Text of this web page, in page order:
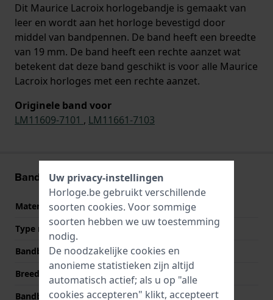
Dit Maurice Lacroix horlogebandje is gemaakt van
leer en wordt aan het horloge bevestigd door
middel van bandpennen. De band heeft een breedte
van 19 mm. De band heeft een rechte aanzet wat
betekent dat deze band geschikt is voor alle Maurice
Lacroix horloges met een rechte aanzet.
Originele band voor
LM11609-7101 , LM11661-7103
Band informatie
Materiaal Band
Leer
Type materiaal
Echt krokodillen leer
Bandbreedte
19 mm
Breedte bandaanzet
19 mm
Bandbreedte bij sluiting
16 mm
Uw privacy-instellingen
Horloge.be gebruikt verschillende
soorten cookies. Voor sommige
soorten hebben we uw toestemming
nodig.
De noodzakelijke cookies en
anonieme statistieken zijn altijd
automatisch actief; als u op "alle
cookies accepteren" klikt, accepteert